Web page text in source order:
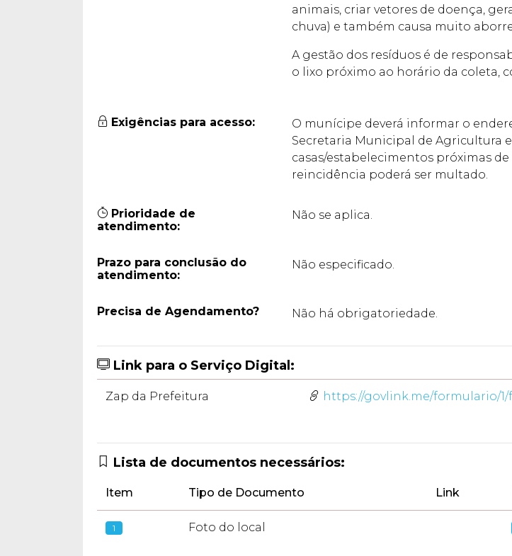
animais, criar vetores de doença,
chuva) e também causa muito
A gestão dos resíduos é de
o lixo próximo ao horário da coleta,
Exigências para acesso:
O munícipe deverá informar o
Secretaria Municipal de Agricultura
casas/estabelecimentos próximas
reincidência poderá ser multado.
Prioridade de
atendimento:
Não se aplica.
Prazo para conclusão do
atendimento:
Não especificado.
Precisa de Agendamento? Não há obrigatoriedade.
Link para o Serviço Digital:
Zap da Prefeitura https://govlink.me/formulario/1/
Lista de documentos necessários:
Item Tipo de Documento Link
1 Foto do local